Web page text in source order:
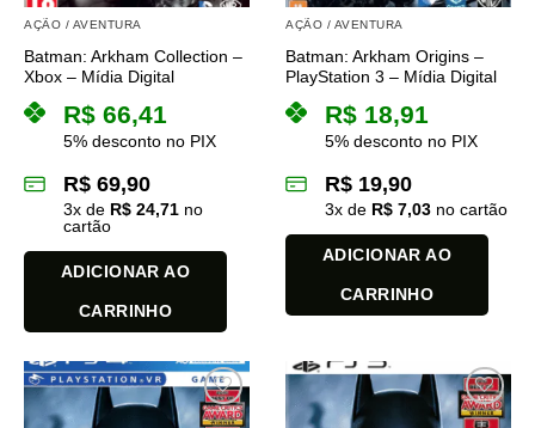
do
do
produto
AÇÃO / AVENTURA
Batman: Arkham Collection –
Xbox – Mídia Digital
R$ 66,41
5% desconto no PIX
R$ 69,90
3x de R$ 24,71 no
cartão
ADICIONAR AO
CARRINHO
AÇÃO / AVENTURA
Batman: Arkham Origins –
PlayStation 3 – Mídia Digital
R$ 18,91
5% desconto no PIX
R$ 19,90
3x de R$ 7,03 no cartão
ADICIONAR AO
CARRINHO